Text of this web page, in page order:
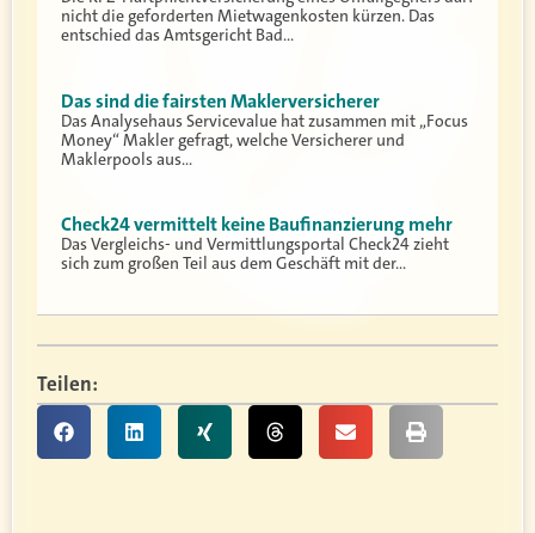
nicht die geforderten Mietwagenkosten kürzen. Das
entschied das Amtsgericht Bad…
Das sind die fairsten Maklerversicherer
Das Analysehaus Servicevalue hat zusammen mit „Focus
Money“ Makler gefragt, welche Versicherer und
Maklerpools aus…
Check24 vermittelt keine Baufinanzierung mehr
Das Vergleichs- und Vermittlungsportal Check24 zieht
sich zum großen Teil aus dem Geschäft mit der…
Teilen: